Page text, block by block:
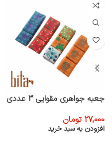
جعبه جواهری مقوایی 3 عددی
27,000 تومان
افزودن به سبد خرید